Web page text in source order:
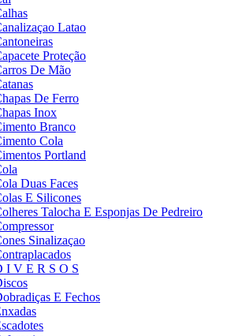
Latao
Proteção
De Mão
De Ferro
Inox
Branco
Cola
Portland
Duas Faces
E Silicones
Talocha E Esponjas De Pedreiro
Sinalizaçao
I V E R S O S
E Fechos